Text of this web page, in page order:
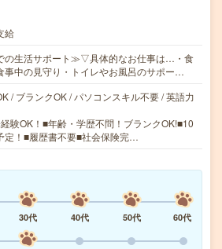
給
の生活サポート≫▽具体的なお仕事は…・食
事中の見守り・トイレやお風呂のサポー…
/ ブランクOK / パソコンスキル不要 / 英語力
験OK！■年齢・学歴不問！ブランクOK!■10
定！■履歴書不要■社会保険完…
30代 40代 50代
60代